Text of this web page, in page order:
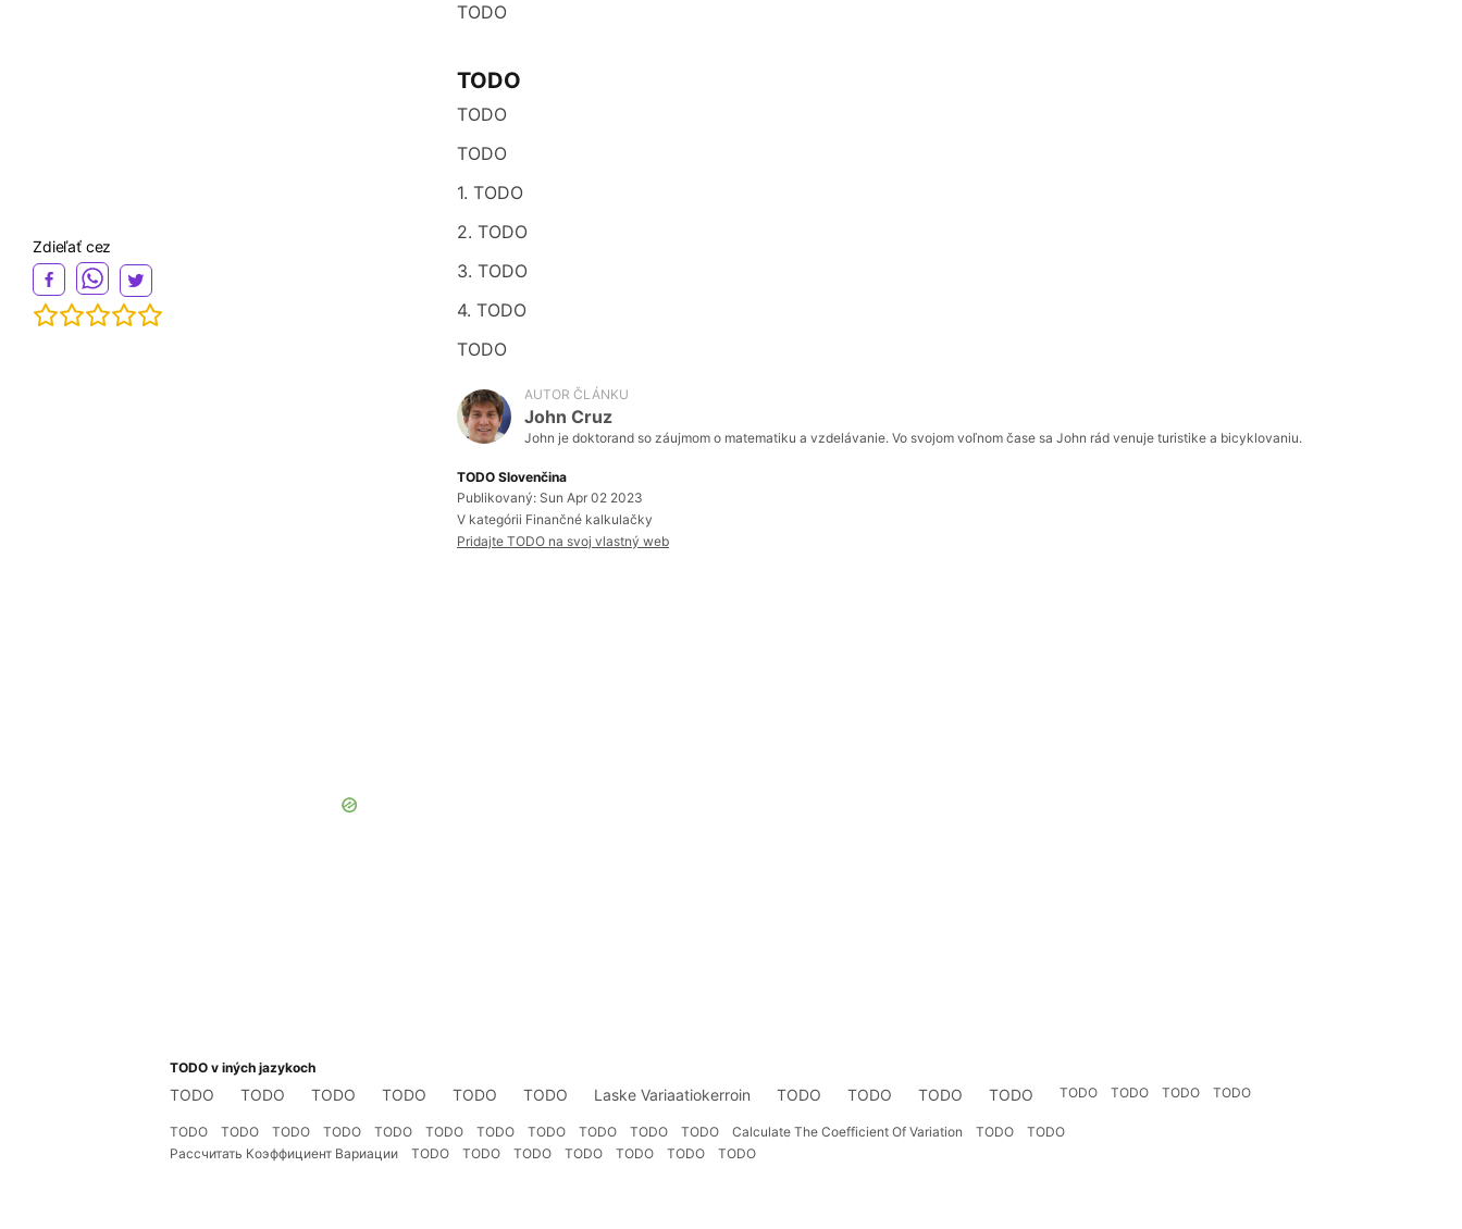
Zdieľať cez
TODO
TODO
TODO
TODO
TODO
TODO
TODO
TODO
TODO
AUTOR ČLÁNKU
John Cruz
John je doktorand so záujmom o matematiku a vzdelávanie. Vo svojom voľnom čase sa John rád venuje turistike a bicyklovaniu.
TODO Slovenčina
Publikovaný: Sun Apr 02 2023
V kategórii Finančné kalkulačky
Pridajte TODO na svoj vlastný web
TODO v iných jazykoch
TODO TODO TODO TODO TODO TODO Laske Variaatiokerroin TODO TODO TODO TODO TODO TODO TODO TODO
TODO TODO TODO TODO TODO TODO TODO TODO TODO TODO TODO Calculate The Coefficient Of Variation TODO
TODO
Рассчитать Коэффициент Вариации
TODO TODO TODO TODO TODO TODO TODO